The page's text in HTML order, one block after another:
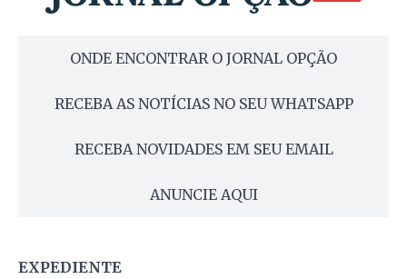
ONDE ENCONTRAR O JORNAL OPÇÃO
RECEBA AS NOTÍCIAS NO SEU WHATSAPP
RECEBA NOVIDADES EM SEU EMAIL
ANUNCIE AQUI
EXPEDIENTE